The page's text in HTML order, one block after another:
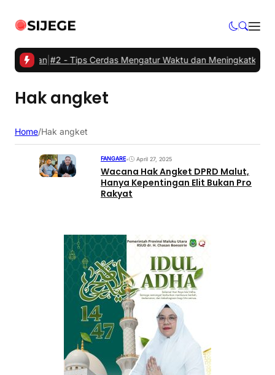
|#2 -Tips Cerdas Mengatur Waktu dan Meningkatkan
Hak angket
Home/Hak angket
FANGARE• April 27, 2025
Wacana Hak Angket DPRD Malut,
Hanya Kepentingan Elit Bukan Pro
Rakyat